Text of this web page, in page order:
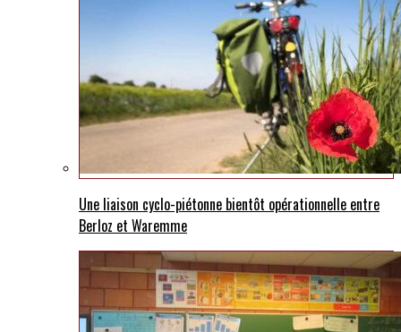
Une liaison cyclo-piétonne bientôt opérationnelle entre
Berloz et Waremme